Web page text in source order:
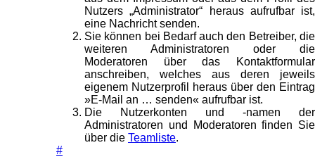
Nutzers „Administrator“ heraus aufrufbar ist,
eine Nachricht senden.
Sie können bei Bedarf auch den Betreiber, die
weiteren Administratoren oder die
Moderatoren über das Kontaktformular
anschreiben, welches aus deren jeweils
eigenem Nutzerprofil heraus über den Eintrag
»E-Mail an … senden« aufrufbar ist.
Die Nutzerkonten und -namen der
Administratoren und Moderatoren finden Sie
über die Teamliste.
#